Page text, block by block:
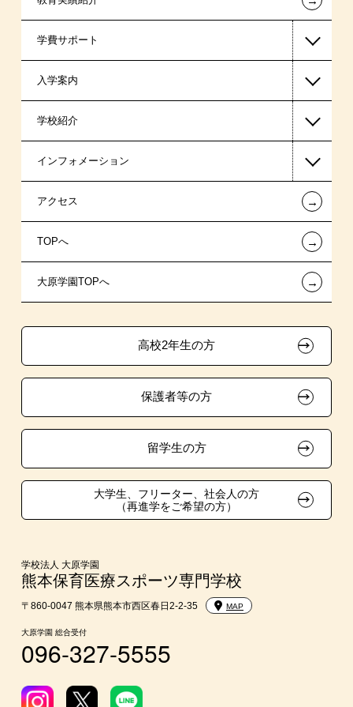
保育士・幼稚園教諭系
スポーツ系
学費サポート
高等教育の修学支援新制度
日本学生支援機構の奨学金
国の教育ローン
提携教育ローン
保育士修学資金貸付制度
専門実践教育訓練給付金制度
資格・クラブ活動による特待生制度
入学案内
一般入学
指定校推薦入学
特別推薦入学
推薦入学
ボランティア・クラブ・
生徒会活動推薦入学
在校生・卒業生紹介推薦入学
大学生・短期大学生特別入学
東京経営大学への3年次編入学
短期大学との併修
入学前Web通信講座
大学・短期大学・公務員併願制度
学校紹介
在校生からあなたへ
夢を叶えた先輩たち
施設・研修所
学生寮・マンションのご案内
大原学園グループ案内
インフォメーション
お知らせ・新着情報
在校生へのお知らせ
各種証明書の発行ご希望の方
採用ご担当の方
アクセス ←
TOPへ ←
大原学園TOPへ ←
高校2年生の方
保護者等の方
留学生の方
大学生、フリーター、社会人の方
（再進学をご希望の方）
学校法人 大原学園
熊本保育医療スポーツ専門学校
〒860-0047 熊本県熊本市西区春日2-2-35 MAP
大原学園 総合受付
096-327-5555